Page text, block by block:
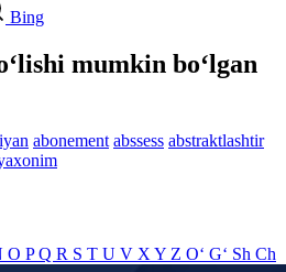
Bing
mumkin bo‘lgan
abonement abssess abstraktlashtir
O PQ R S T U V X Y Z O‘ G‘ Sh Ch